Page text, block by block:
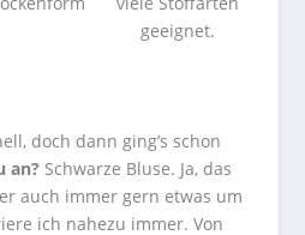
geeignet.
doch dann ging’s schon
an? Schwarze Bluse. Ja, das
auch immer gern etwas um
ich nahezu immer. Von